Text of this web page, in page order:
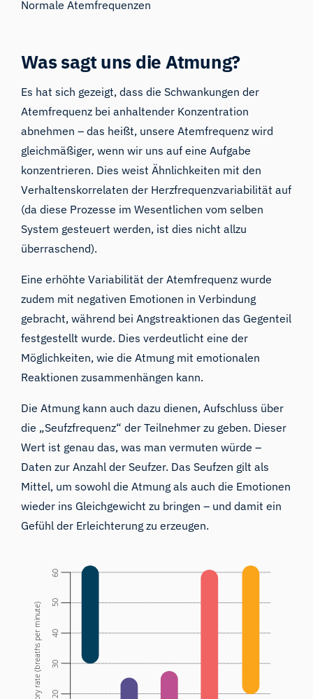
Normale Atemfrequenzen
Was sagt uns die Atmung?
Es hat sich gezeigt, dass die Schwankungen der
Atemfrequenz bei anhaltender Konzentration
abnehmen – das heißt, unsere Atemfrequenz wird
gleichmäßiger, wenn wir uns auf eine Aufgabe
konzentrieren. Dies weist Ähnlichkeiten mit den
Verhaltenskorrelaten der Herzfrequenzvariabilität auf
(da diese Prozesse im Wesentlichen vom selben
System gesteuert werden, ist dies nicht allzu
überraschend).
Eine erhöhte Variabilität der Atemfrequenz wurde
zudem mit negativen Emotionen in Verbindung
gebracht, während bei Angstreaktionen das Gegenteil
festgestellt wurde. Dies verdeutlicht eine der
Möglichkeiten, wie die Atmung mit emotionalen
Reaktionen zusammenhängen kann.
Die Atmung kann auch dazu dienen, Aufschluss über
die „Seufzfrequenz“ der Teilnehmer zu geben. Dieser
Wert ist genau das, was man vermuten würde –
Daten zur Anzahl der Seufzer. Das Seufzen gilt als
Mittel, umsowohl die Atmung als auch die Emotionen
wieder ins Gleichgewicht zu bringen – und damit ein
Gefühl der Erleichterung zu erzeugen.